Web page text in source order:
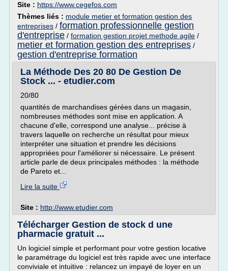
Site : https://www.cegefos.com
Thèmes liés : module metier et formation gestion des
entreprises / formation professionnelle gestion
d'entreprise / formation gestion projet methode agile /
metier et formation gestion des entreprises /
gestion d'entreprise formation
La Méthode Des 20 80 De Gestion De
Stock ... - etudier.com
20/80
quantités de marchandises gérées dans un magasin,
nombreuses méthodes sont mise en application. A
chacune d'elle, correspond une analyse... précise à
travers laquelle on recherche un résultat pour mieux
interpréter une situation et prendre les décisions
appropriées pour l'améliorer si nécessaire. Le présent
article parle de deux principales méthodes : la méthode
de Pareto et...
Lire la suite
Site : http://www.etudier.com
Télécharger Gestion de stock d une
pharmacie gratuit ...
Un logiciel simple et performant pour votre gestion locative
le paramétrage du logiciel est très rapide avec une interface
conviviale et intuitive : relancez un impayé de loyer en un